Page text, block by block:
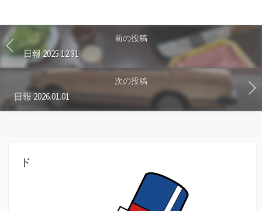
る
前の投稿
日報 2025.12.31
次の投稿
日報 2026.01.01
ド